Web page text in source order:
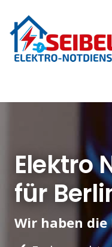
Elektro
für
Wir haben die